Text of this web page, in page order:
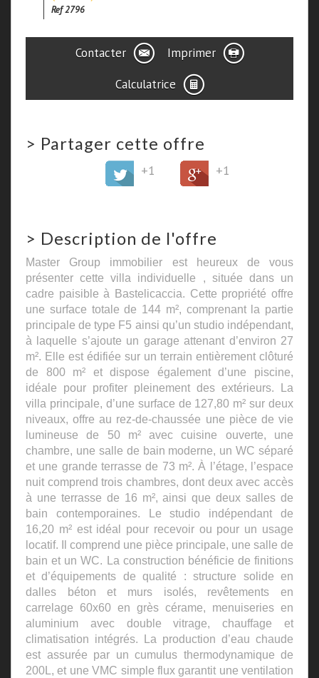
Ref 2796
Contacter
Imprimer
Calculatrice
> Partager cette offre
+1 +1
> Description de l'offre
Master Group immobilier est heureux de vous
présenter cette villa individuelle , située dans un
cadre paisible à Bastelicaccia. Cette propriété offre
une surface totale de 144 m², comprenant la partie
principale de type F5 ainsi qu’un studio indépendant,
à laquelle s’ajoute un garage attenant d’environ 27
m². Elle est édifiée sur un terrain entièrement clôturé
de 800 m² et dispose également d’une piscine,
idéale pour profiter pleinement des extérieurs. La
villa principale, d’une surface de 127,80 m² sur deux
niveaux, offre au rez-de-chaussée une pièce de vie
lumineuse de 50 m² avec cuisine ouverte, une
chambre, une salle de bain moderne, un WC séparé
et une grande terrasse de 73 m². À l’étage, l’espace
nuit comprend trois chambres, dont deux avec accès
à une terrasse de 16 m², ainsi que deux salles de
bain contemporaines. Le studio indépendant de
16,20 m² est idéal pour recevoir ou pour un usage
locatif. Il comprend une pièce principale, une salle de
bain et un WC. La construction bénéficie de finitions
et d’équipements de qualité : structure solide en
dalles béton et murs isolés, revêtements en
carrelage 60x60 en grès cérame, menuiseries en
aluminium avec double vitrage, chauffage et
climatisation intégrés. La production d’eau chaude
est assurée par un cumulus thermodynamique de
200L, et une VMC simple flux garantit une ventilation